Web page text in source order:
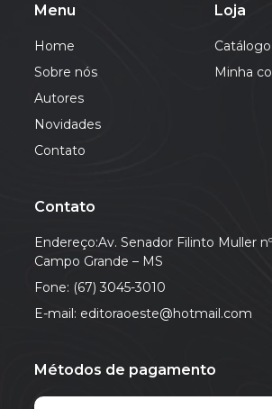
Menu
Home
Sobre nós
Autores
Novidades
Contato
Loja
Catálogo
Minha
Contato
Endereço:Av. Senador Filinto Muller
Campo Grande – MS
Fone: (67) 3045-3010
E-mail: editoraoeste@hotmail.com
Métodos de pagamento